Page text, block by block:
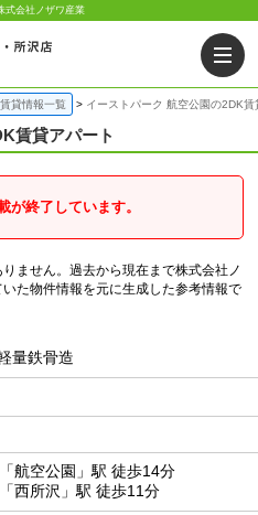
式会社ノザワ産業
貸情報一覧 イーストパーク 航空公園の2DK賃
賃貸アパート
が終了しています。
ません。過去から現在まで株式会社ノ
た物件情報を元に生成した参考情報で
量鉄骨造
航空公園」駅 徒歩14分
西所沢」駅 徒歩11分